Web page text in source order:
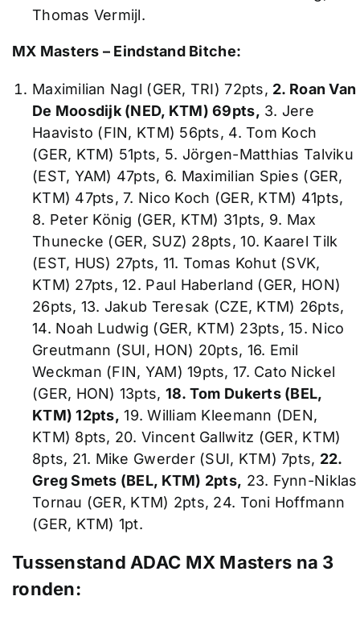
Thomas Vermijl.
MX Masters – Eindstand Bitche:
Maximilian Nagl (GER, TRI) 72pts, 2. Roan Van
De Moosdijk (NED, KTM) 69pts, 3. Jere
Haavisto (FIN, KTM) 56pts, 4. Tom Koch
(GER, KTM) 51pts, 5. Jörgen-Matthias Talviku
(EST, YAM) 47pts, 6. Maximilian Spies (GER,
KTM) 47pts, 7. Nico Koch (GER, KTM) 41pts,
8. Peter König (GER, KTM) 31pts, 9. Max
Thunecke (GER, SUZ) 28pts, 10. Kaarel Tilk
(EST, HUS) 27pts, 11. Tomas Kohut (SVK,
KTM) 27pts, 12. Paul Haberland (GER, HON)
26pts, 13. Jakub Teresak (CZE, KTM) 26pts,
14. Noah Ludwig (GER, KTM) 23pts, 15. Nico
Greutmann (SUI, HON) 20pts, 16. Emil
Weckman (FIN, YAM) 19pts, 17. Cato Nickel
(GER, HON) 13pts, 18. Tom Dukerts (BEL,
KTM) 12pts, 19. William Kleemann (DEN,
KTM) 8pts, 20. Vincent Gallwitz (GER, KTM)
8pts, 21. Mike Gwerder (SUI, KTM) 7pts, 22.
Greg Smets (BEL, KTM) 2pts, 23. Fynn-Niklas
Tornau (GER, KTM) 2pts, 24. Toni Hoffmann
(GER, KTM) 1pt.
Tussenstand ADAC MX Masters na 3
ronden: